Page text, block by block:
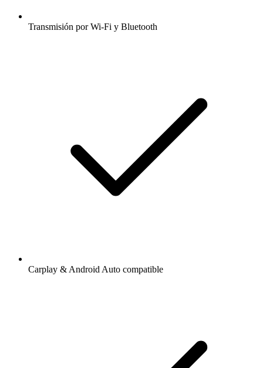
Transmisión por Wi-Fi y Bluetooth
Carplay & Android Auto compatible